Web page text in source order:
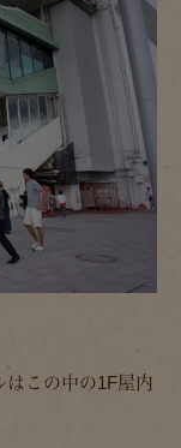
はこの中の1F屋内